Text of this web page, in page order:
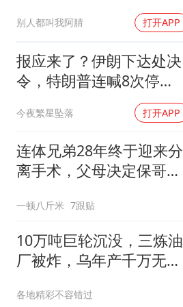
别人都叫我阿腈 打开APP
报应来了？伊朗下达处决
令，特朗普连喊8次停
手，海外资产遭清算
今夜繁星坠落 打开APP
连体兄弟28年终于迎来分
离手术，父母决定保哥
一顿八斤米 7跟贴
10万吨巨轮沉没，三炼油
厂被炸，乌年产千万无人
各地精彩不容错过